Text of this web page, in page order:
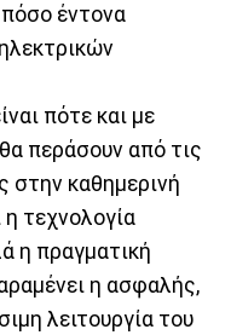
πόσο έντονα
πότε και με
περάσουν από τις
στην καθημερινή
η τεχνολογία
η πραγματική
η ασφαλής,
λειτουργία του